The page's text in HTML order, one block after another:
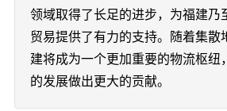
领域取得了长足的进步，为福建乃
贸易提供了有力的支持。随着集散
建将成为一个更加重要的物流枢纽
的发展做出更大的贡献。